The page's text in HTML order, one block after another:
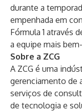
durante a
empenhada em
Fórmula 1 através
a equipe mais
Sobre a ZCG
A ZCG é uma
gerenciamento de
serviços de
de tecnologia e